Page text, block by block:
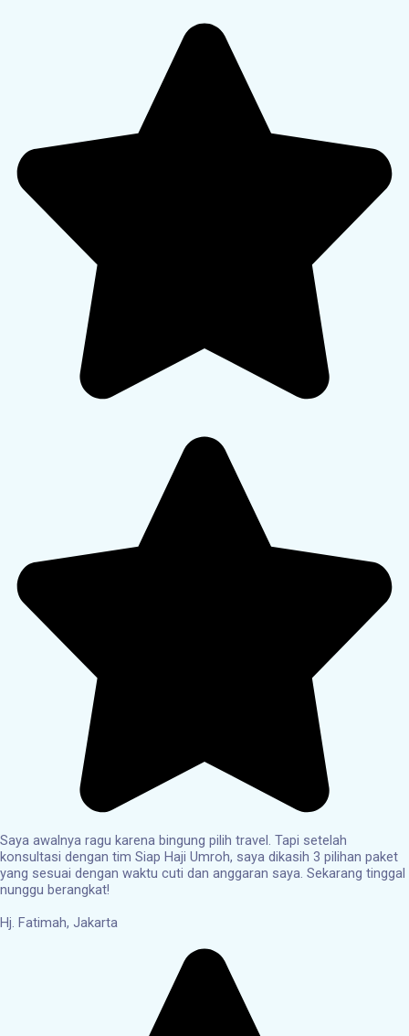
Saya awalnya ragu karena bingung pilih travel. Tapi setelah
konsultasi dengan tim Siap Haji Umroh, saya dikasih 3 pilihan paket
yang sesuai dengan waktu cuti dan anggaran saya. Sekarang tinggal
nunggu berangkat!
Hj. Fatimah, Jakarta